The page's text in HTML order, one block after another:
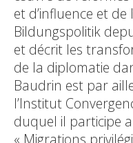
et d’influence et
Bildungspolitik
et décrit les
de la diplomatie
Baudrin est par
l’Institut
duquel il participe
« Migrations